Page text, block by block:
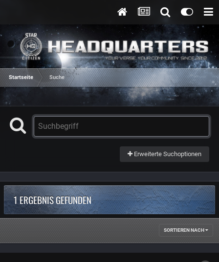
Startseite Suche
Erweiterte Suchoptionen
1 ERGEBNIS GEFUNDEN
SORTIEREN NACH